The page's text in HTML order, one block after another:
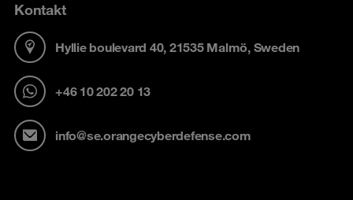
Kontakt
Hyllie boulevard 40, 21535 Malmö, Sweden
+46 10 202 20 13
info@se.orangecyberdefense.com